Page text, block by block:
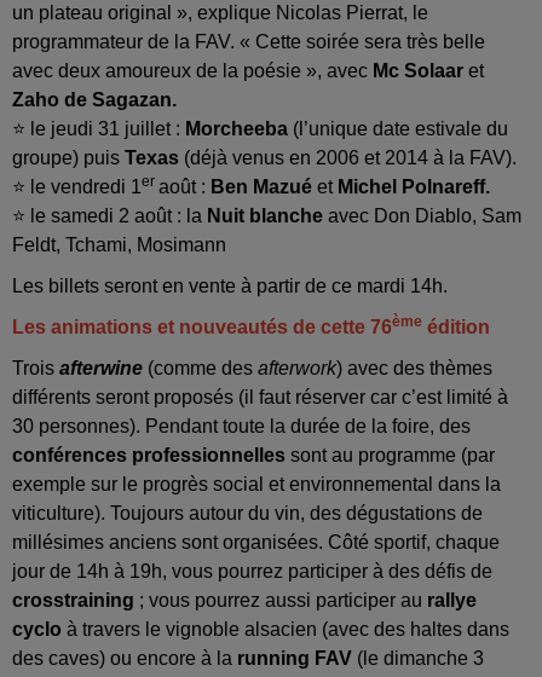
un plateau original », explique Nicolas Pierrat, le
programmateur de la FAV. « Cette soirée sera très belle
avec deux amoureux de la poésie », avec Mc Solaar et
Zaho de Sagazan.
⭐ le jeudi 31 juillet : Morcheeba (l’unique date estivale du
groupe) puis Texas (déjà venus en 2006 et 2014 à la FAV).
⭐ le vendredi 1er août : Ben Mazué et Michel Polnareff.
⭐ le samedi 2 août : la Nuit blanche avec Don Diablo, Sam
Feldt, Tchami, Mosimann
Les billets seront en vente à partir de ce mardi 14h.
Les animations et nouveautés de cette 76ème édition
Trois afterwine (comme des afterwork) avec des thèmes
différents seront proposés (il faut réserver car c’est limité à
30 personnes). Pendant toute la durée de la foire, des
conférences professionnelles sont au programme (par
exemple sur le progrès social et environnemental dans la
viticulture). Toujours autour du vin, des dégustations de
millésimes anciens sont organisées. Côté sportif, chaque
jour de 14h à 19h, vous pourrez participer à des défis de
crosstraining ; vous pourrez aussi participer au rallye
cyclo à travers le vignoble alsacien (avec des haltes dans
des caves) ou encore à la running FAV (le dimanche 3